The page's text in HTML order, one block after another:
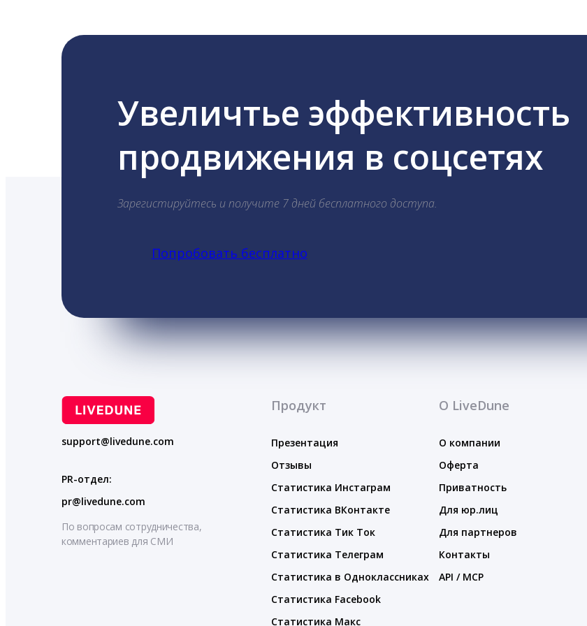
Увеличтье эффективность
продвижения в соцсетях
Зарегистируйтесь и получите 7 дней бесплатного доступа.
Попробовать бесплатно
support@livedune.com
PR-отдел:
pr@livedune.com
По вопросам сотрудничества,
комментариев для СМИ
Продукт
Презентация
Отзывы
Статистика Инстаграм
Статистика ВКонтакте
Статистика Тик Ток
Статистика Телеграм
Статистика в Одноклассниках
Статистика Facebook
Статистика Макс
О LiveDune
О компании
Оферта
Приватность
Для юр.лиц
Для партнеров
Контакты
API / MCP